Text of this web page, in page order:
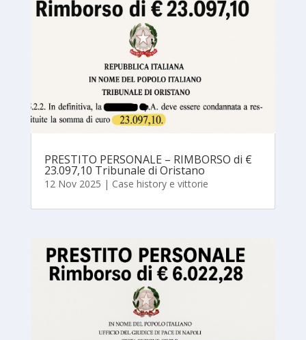
PRESTITO PERSONALE – RIMBORSO di €
23.097,10 Tribunale di Oristano
12 Nov 2025 | Case history e vittorie